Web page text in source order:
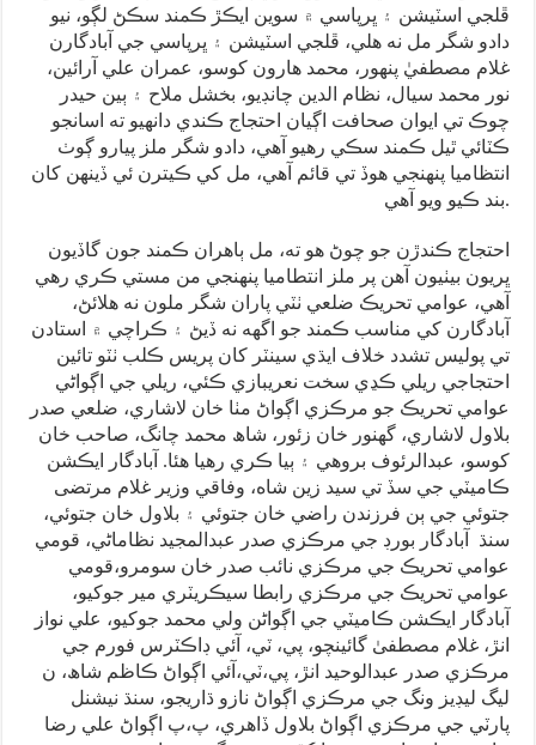
ڦلجي اسٽيشن ۽ ڀرپاسي ۾ سوين ايڪڙ ڪمند سڪڻ لڳو، نيو
دادو شگر مل نه هلي، ڦلجي اسٽيشن ۽ ڀرپاسي جي آبادگارن
غلام مصطفيٰ پنهور، محمد هارون کوسو، عمران علي آرائين،
نور محمد سيال، نظام الدين چانڊيو، بخشل ملاح ۽ ٻين حيدر
چوڪ تي ايوان صحافت اڳيان احتجاج ڪندي دانهيو ته اسانجو
ڪٽائي ٿيل ڪمند سڪي رهيو آهي، دادو شگر ملز پيارو ڳوٺ
انتظاميا پنهنجي هوڏ تي قائم آهي، مل کي ڪيترن ئي ڏينهن کان
بند ڪيو ويو آهي.
احتجاج ڪندڙن جو چوڻ هو ته، مل ٻاهران ڪمند جون گاڏيون
ڀريون بيٺيون آهن پر ملز انتطاميا پنهنجي من مستي ڪري رهي
آهي، عوامي تحريڪ ضلعي ٺٽي پاران شگر ملون نه هلائڻ،
آبادگارن کي مناسب ڪمند جو اگھه نه ڏيڻ ۽ ڪراچي ۾ استادن
تي پوليس تشدد خلاف ايڌي سينٽر کان پريس ڪلب ٺٽو تائين
احتجاجي ريلي ڪڍي سخت نعريبازي ڪئي، ريلي جي اڳواڻي
عوامي تحريڪ جو مرڪزي اڳواڻ مٺا خان لاشاري، ضلعي صدر
بلاول لاشاري، گهنور خان زئور، شاھ محمد چانگ، صاحب خان
کوسو، عبدالرئوف بروهي ۽ ٻيا ڪري رهيا هئا. آبادگار ايڪشن
ڪاميٽي جي سڏ تي سيد زين شاه، وفاقي وزير غلام مرتضى
جتوئي جي ٻن فرزندن راضي خان جتوئي ۽ بلاول خان جتوئي،
سنڌ آبادگار بورڊ جي مرڪزي صدر عبدالمجيد نظاماڻي، قومي
عوامي تحريڪ جي مرڪزي نائب صدر خان سومرو،قومي
عوامي تحريڪ جي مرڪزي رابطا سيڪريٽري مير جوکيو،
آبادگار ايڪشن ڪاميٽي جي اڳواڻن ولي محمد جوکيو، علي نواز
انڙ، غلام مصطفىٰ گائينچو، پي، ٽي، آئي ڊاڪٽرس فورم جي
مرڪزي صدر عبدالوحيد انڙ، پي،ٽي،آئي اڳواڻ ڪاظم شاھ، ن
ليگ ليڊيز ونگ جي مرڪزي اڳواڻ نازو ڌاريجو، سنڌ نيشنل
پارٽي جي مرڪزي اڳواڻ بلاول ڏاهري، پ،پ اڳواڻ علي رضا